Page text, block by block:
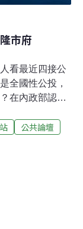
市府
看最近四接公
全國性公投，
在內政部認定
隆市政府趕在
四接公投的提
投的主文是
公共論壇